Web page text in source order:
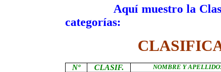
Aquí muestro la
categorías:
Nº CLASIF.
NOMBRE Y